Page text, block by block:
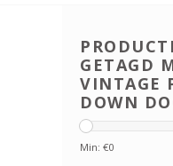
GETAGD
VINTAGE
DOWN
Min: €0